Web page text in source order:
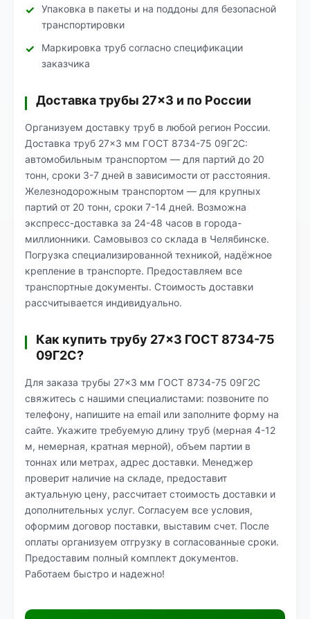
Упаковка в пакеты и на поддоны для безопасной
транспортировки
Маркировка труб согласно спецификации
заказчика
Доставка трубы 27×3 и по России
Организуем доставку труб в любой регион России.
Доставка труб 27×3 мм ГОСТ 8734-75 09Г2С:
автомобильным транспортом — для партий до 20
тонн, сроки 3-7 дней в зависимости от расстояния.
Железнодорожным транспортом — для крупных
партий от 20 тонн, сроки 7-14 дней. Возможна
экспресс-доставка за 24-48 часов в города-
миллионники. Самовывоз со склада в Челябинске.
Погрузка специализированной техникой, надёжное
крепление в транспорте. Предоставляем все
транспортные документы. Стоимость доставки
рассчитывается индивидуально.
Как купить трубу 27×3 ГОСТ 8734-75
09Г2С?
Для заказа трубы 27×3 мм ГОСТ 8734-75 09Г2С
свяжитесь с нашими специалистами: позвоните по
телефону, напишите на email или заполните форму на
сайте. Укажите требуемую длину труб (мерная 4-12
м, немерная, кратная мерной), объем партии в
тоннах или метрах, адрес доставки. Менеджер
проверит наличие на складе, предоставит
актуальную цену, рассчитает стоимость доставки и
дополнительных услуг. Согласуем все условия,
оформим договор поставки, выставим счет. После
оплаты организуем отгрузку в согласованные сроки.
Предоставим полный комплект документов.
Работаем быстро и надежно!